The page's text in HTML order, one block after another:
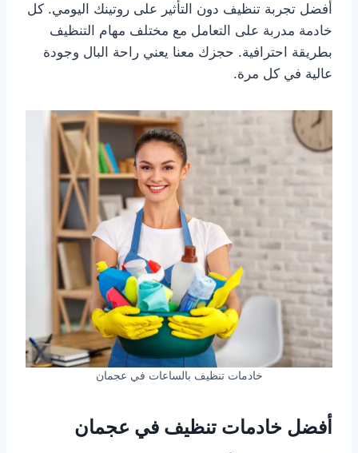
أفضل تجربة تنظيف دون التأثير على روتينك اليومي. كل
خادمة مدربة على التعامل مع مختلف مهام التنظيف
بطريقة احترافية. حجزك معنا يعني راحة البال وجودة
عالية في كل مرة.
خادمات تنظيف بالساعات في عجمان
أفضل خادمات تنظيف في عجمان